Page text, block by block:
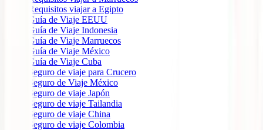
Requisitos viajar a Egipto
Guía de Viaje EEUU
Guía de Viaje Indonesia
Guía de Viaje Marruecos
Guía de Viaje México
Guía de Viaje Cuba
Seguro de viaje para Crucero
Seguro de Viaje México
Seguro de viaje Japón
Seguro de viaje Tailandia
Seguro de viaje China
Seguro de viaje Colombia